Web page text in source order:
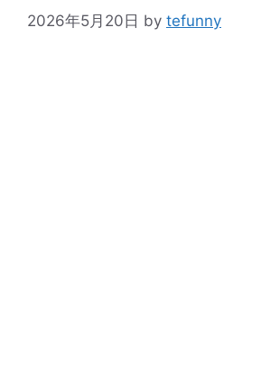
2026年5月20日 by tefunny